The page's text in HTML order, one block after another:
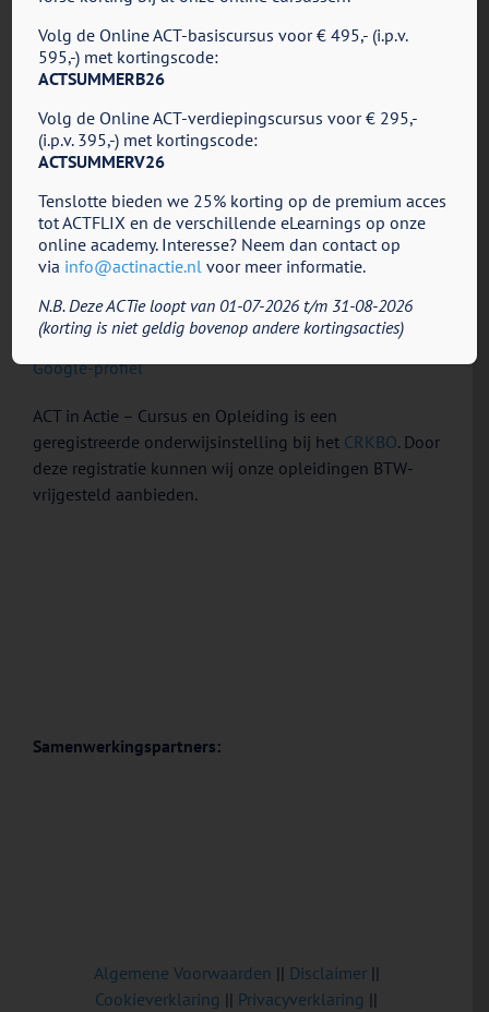
– Zwolle: Koewegje 2, 8021 AG Zwolle (klik
meer informatie).
* Let op, de locatie van de cursus kan afwijken van
onderstaande standaardlocaties, in de startmail van de
betreffende cursus zal de actuele locatie worden vermeld.
Bedrijfsgegevens:
Vestigingsadres: Lage Kanaaldijk 115, 6212NA
Maastricht
KvK-nummer: 54589800 (Kamer van Koophandel
BTW-ID (2021): NL001835232B48
Rekeningnummer: NL36RABO0171200721
Google-profiel
ACT in Actie – Cursus en Opleiding is een
geregistreerde onderwijsinstelling bij het CRKBO. Door
deze registratie kunnen wij onze opleidingen BTW-
vrijgesteld aanbieden.
Samenwerkingspartners:
Algemene Voorwaarden || Disclaimer||
Cookieverklaring || Privacyverklaring ||
Volg de Online ACT-basiscursus voor € 495,- (i.p.v.
595,-) met kortingscode:
ACTSUMMERB26
Volg de Online ACT-verdiepingscursus voor € 295,-
(i.p.v. 395,-) met kortingscode:
ACTSUMMERV26
Tenslotte bieden we 25% korting op de premium acces
tot ACTFLIX en de verschillende eLearnings op onze
online academy. Interesse? Neem dan contact op
via info@actinactie.nl voor meer informatie.
N.B. Deze ACTie loopt van 01-07-2026 t/m 31-08-2026
(korting is niet geldig bovenop andere kortingsacties)